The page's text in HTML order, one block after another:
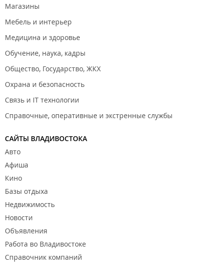
Магазины
Мебель и интерьер
Медицина и здоровье
Обучение, наука, кадры
Общество, Государство, ЖКХ
Охрана и безопасность
Связь и IT технологии
Справочные, оперативные и экстренные службы
САЙТЫ ВЛАДИВОСТОКА
Авто
Афиша
Кино
Базы отдыха
Недвижимость
Новости
Объявления
Работа во Владивостоке
Справочник компаний